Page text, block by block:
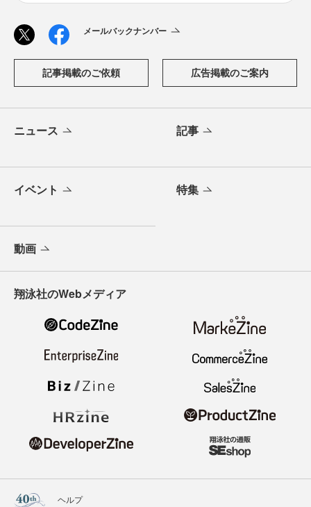
メールバックナンバー
記事掲載のご依頼 広告掲載のご案内
ニュース 記事
イベント 特集
動画
翔泳社のWebメディア
ヘルプ